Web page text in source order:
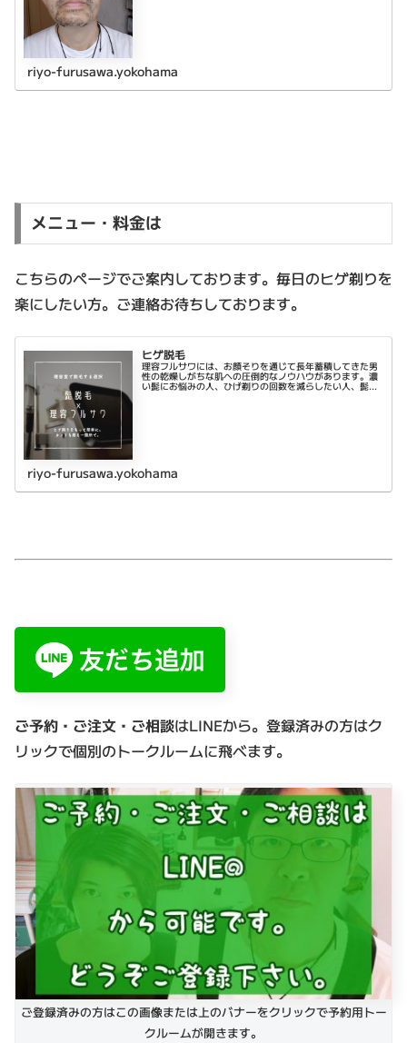
riyo-furusawa.yokohama
メニュー・料金は
こちらのページでご案内しております。毎日のヒゲ剃りを
楽にしたい方。ご連絡お待ちしております。
ヒゲ脱毛
理容フルサワには、お顔そりを通じて長年蓄積してきた男
性の乾燥しがちな肌への圧倒的なノウハウがあります。濃
い髭にお悩みの人、ひげ剃りの回数を減らしたい人、髭の
riyo-furusawa.yokohama
ご予約・ご注文・ご相談はLINEから。登録済みの方はク
リックで個別のトークルームに飛べます。
ご登録済みの方はこの画像または上のバナーをクリックで予約用トー
クルームが開きます。